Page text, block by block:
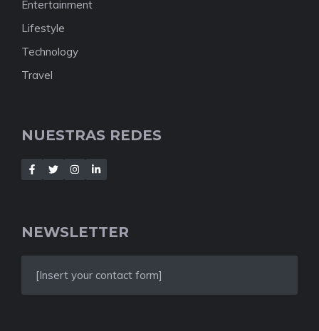
Entertainment
Lifestyle
Technology
Travel
NUESTRAS REDES
NEWSLETTER
[Insert your contact form]